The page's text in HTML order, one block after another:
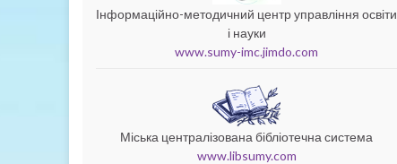
Інформаційно-методичний центр управління освіти
і науки
www.sumy-imc.jimdo.com
Міська централізована бібліотечна система
www.libsumy.com